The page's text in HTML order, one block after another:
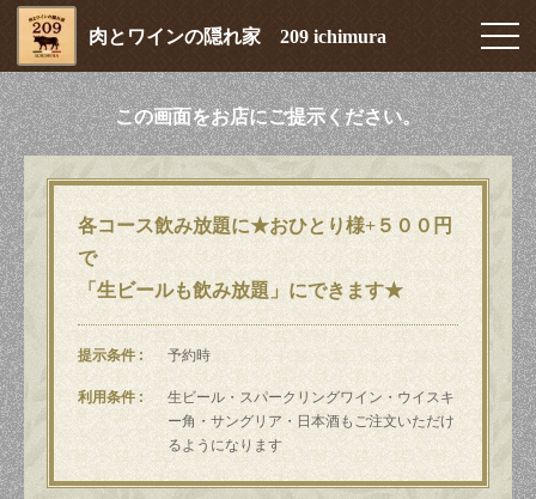
肉とワインの隠れ家 209 ichimura
この画面をお店にご提示ください。
各コース飲み放題に★おひとり様+５００円
で
「生ビールも飲み放題」にできます★
提示条件 予約時
利用条件
生ビール・スパークリングワイン・ウイスキ
ー角・サングリア・日本酒もご注文いただけ
るようになります